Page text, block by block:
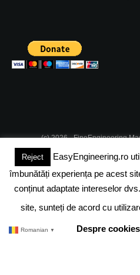
(c) 2026 - FineEngineering
DESPRE NOI ABONAMENT
DESPRE COOKIES
TERMENI SI
Reject
EasyEngineering.ro
îmbunătăți experiența pe acest
conținut adaptate intereselor
site, sunteți de acord cu
Despre cookies
Romanian ▼